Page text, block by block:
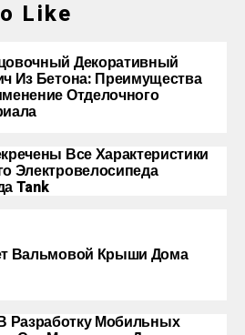
Like
Декоративный
Из Бетона: Преимущества
Отделочного
Все Характеристики
Электровелосипеда
Tank
Вальмовой Крыши Дома
Разработку Мобильных